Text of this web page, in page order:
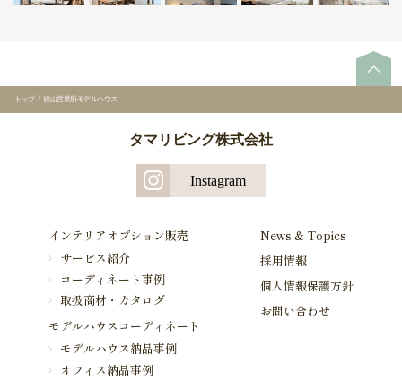
トップ / 福山営業所モデルハウス
タマリビング株式会社
Instagram
インテリアオプション販売
サービス紹介
コーディネート事例
取扱商材・カタログ
モデルハウスコーディネート
モデルハウス納品事例
オフィス納品事例
News & Topics
採用情報
個人情報保護方針
お問い合わせ